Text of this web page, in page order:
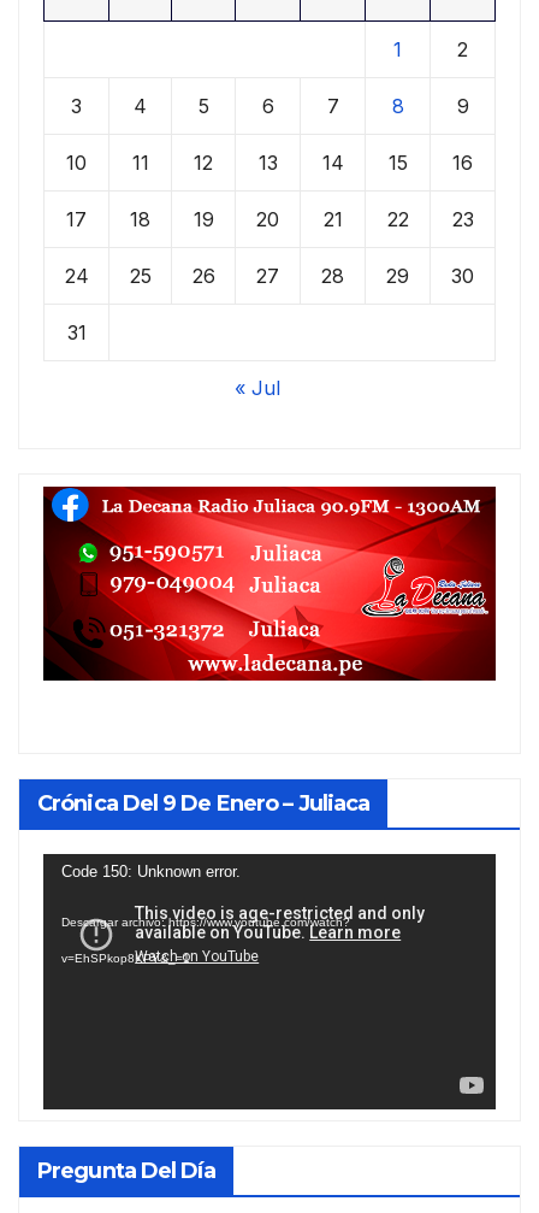
1 2
3 4 5 6 7 8 9
10 11 12 13 14 15 16
17 18 19 20 21 22 23
24 25 26 27 28 29 30
31
« Jul
Crónica Del 9 De Enero – Juliaca
Reproductor
vídeo
Code 150: Unknown error.
Descargar archivo: https://www.youtube.com/watch?
v=EhSPkop8KPY&_=1
Pregunta Del Día